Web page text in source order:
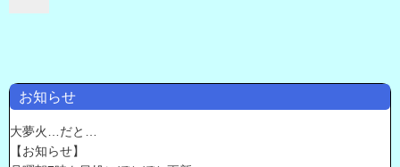
お知らせ
大夢火…だと…
【お知らせ】